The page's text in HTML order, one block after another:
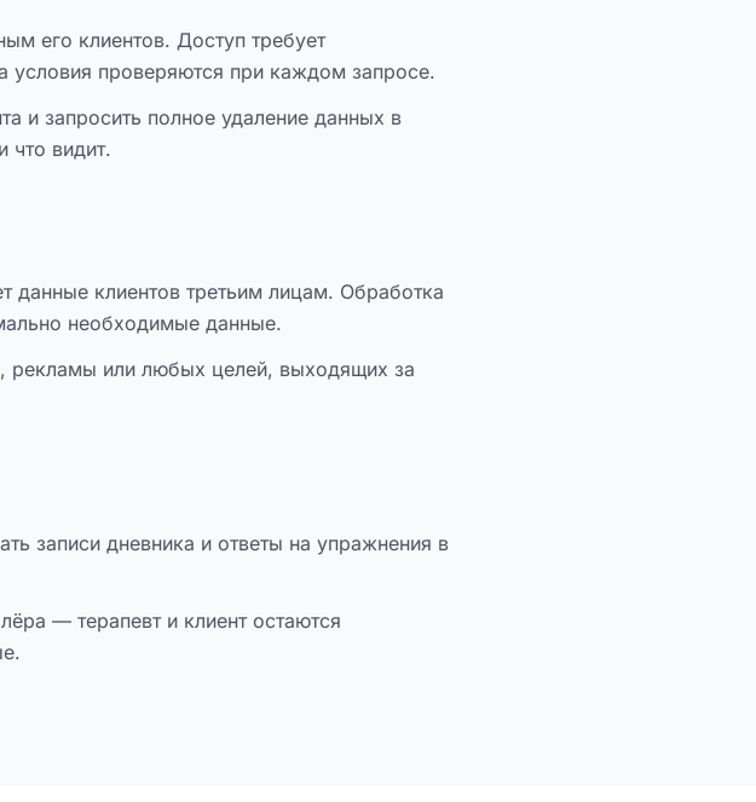
его клиентов. Доступ требует
условия проверяются при каждом запросе.
и запросить полное удаление данных в
видит.
данные клиентов третьим лицам. Обработка
необходимые данные.
рекламы или любых целей, выходящих за
записи дневника и ответы на упражнения в
— терапевт и клиент остаются